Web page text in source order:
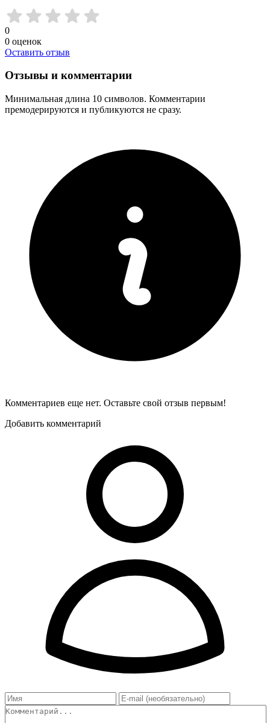
0
0 оценок
Оставить отзыв
Отзывы и комментарии
Минимальная длина 10 символов. Комментарии
премодерируются и публикуются не сразу.
Комментариев еще нет. Оставьте свой отзыв первым!
Добавить комментарий